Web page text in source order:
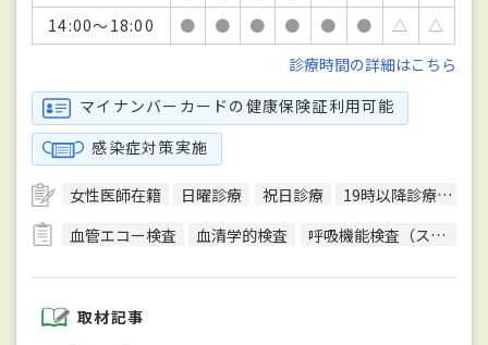
14:00～18:00
● ● ● ● ● ● △
△
診療時間の詳細はこちら
マイナンバーカードの健康保険証利用可能
感染症対策実施
女性医師在籍 日曜診療 祝日診療 19時以降診療可
血管エコー検査
血清学的検査 呼吸機能検査（スパイロメトリー）
取材記事